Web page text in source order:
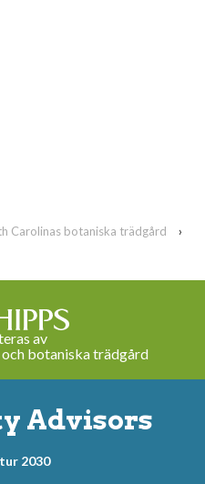
Carolinas botaniska trädgård
›
av
botaniska trädgård
Advisors
2030